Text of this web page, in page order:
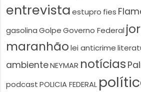
entrevista estupro fies
gasolina Golpe Governo Federal
maranhão lei anticrime
ambienteNEYMAR notícias
podcast POLICIA FEDERAL